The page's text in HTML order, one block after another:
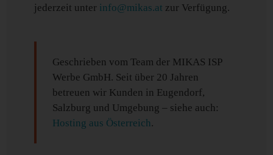
jederzeit unter info@mikas.at zur Verfügung.
Geschrieben vom Team der MIKAS ISP
Werbe GmbH. Seit über 20 Jahren
betreuen wir Kunden in Eugendorf,
Salzburg und Umgebung – siehe auch:
Hosting aus Österreich.